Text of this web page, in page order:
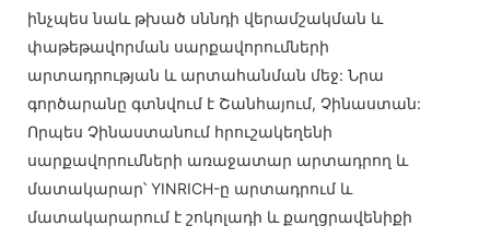
ինչպես նաև թխած սննդի վերամշակման և
փաթեթավորման սարքավորումների
արտադրության և արտահանման մեջ: Նրա
գործարանը գտնվում է Շանհայում, Չինաստան:
Որպես Չինաստանում հրուշակեղենի
սարքավորումների առաջատար արտադրող և
մատակարար՝ YINRICH-ը արտադրում և
մատակարարում է շոկոլադի և քաղցրավենիքի